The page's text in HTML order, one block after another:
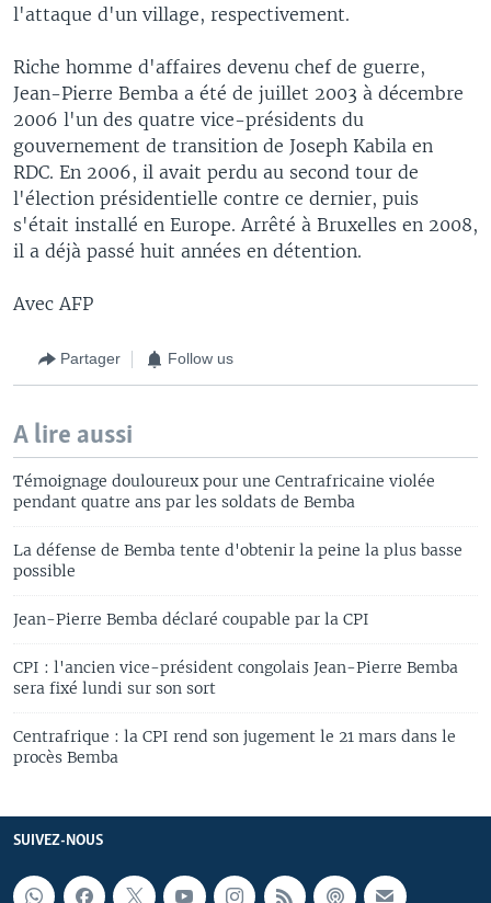
l'attaque d'un village, respectivement.
Riche homme d'affaires devenu chef de guerre,
Jean-Pierre Bemba a été de juillet 2003 à décembre
2006 l'un des quatre vice-présidents du
gouvernement de transition de Joseph Kabila en
RDC. En 2006, il avait perdu au second tour de
l'élection présidentielle contre ce dernier, puis
s'était installé en Europe. Arrêté à Bruxelles en 2008,
il a déjà passé huit années en détention.
Avec AFP
Partager Follow us
A lire aussi
Témoignage douloureux pour une Centrafricaine violée
pendant quatre ans par les soldats de Bemba
La défense de Bemba tente d'obtenir la peine la plus basse
possible
Jean-Pierre Bemba déclaré coupable par la CPI
CPI : l'ancien vice-président congolais Jean-Pierre Bemba
sera fixé lundi sur son sort
Centrafrique : la CPI rend son jugement le 21 mars dans le
procès Bemba
SUIVEZ-NOUS